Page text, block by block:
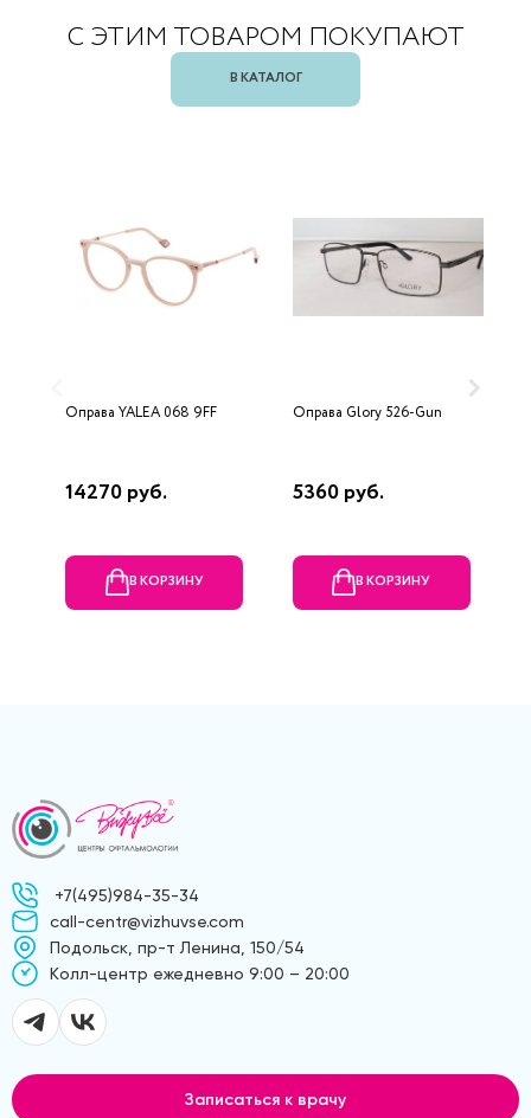
С ЭТИМ ТОВАРОМ ПОКУПАЮТ
В КАТАЛОГ
Оправа YALEA 068 9FF
14270 руб.
В КОРЗИНУ
Оправа Glory 526-Gun
5360 руб.
В КОРЗИНУ
+7(495)984-35-34
call-centr@vizhuvse.com
Подольск, пр-т Ленина, 150/54
Kолл-центр ежедневно 9:00 – 20:00
Записаться к врачу